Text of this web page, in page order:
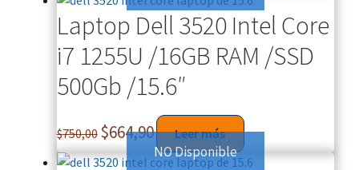
Laptop Dell 3520 Intel Core
i7 1255U /16GB RAM /SSD
500Gb /15.6″
$750,00 $664,90 Leer más
NO Disponible